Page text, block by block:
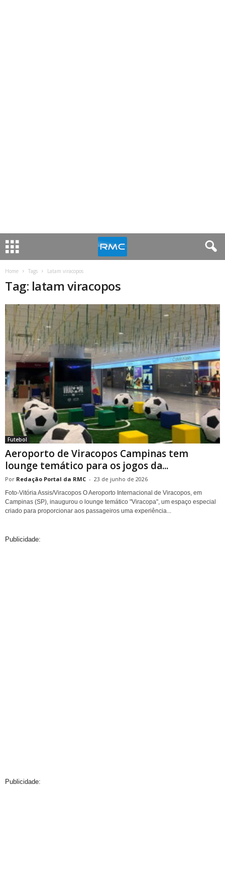
Home Tags Latam viracopos
Tag: latam viracopos
Futebol
Aeroporto de Viracopos Campinas tem
lounge temático para os jogos da...
Redação Portal da RMC - 23 de junho de 2026
Foto-Vitória Assis/Viracopos O Aeroporto Internacional de Viracopos, em
Campinas (SP), inaugurou o lounge temático "Viracopa", um espaço especial
criado para proporcionar aos passageiros uma experiência...
Publicidade:
Publicidade: